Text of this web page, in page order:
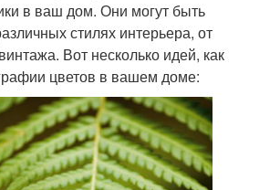
Цвета с персиковым
цветом
Контрастные цветы
в ваш дом. Они могут быть
стилях интерьера, от
Вот несколько идей, как
цветов в вашем доме: